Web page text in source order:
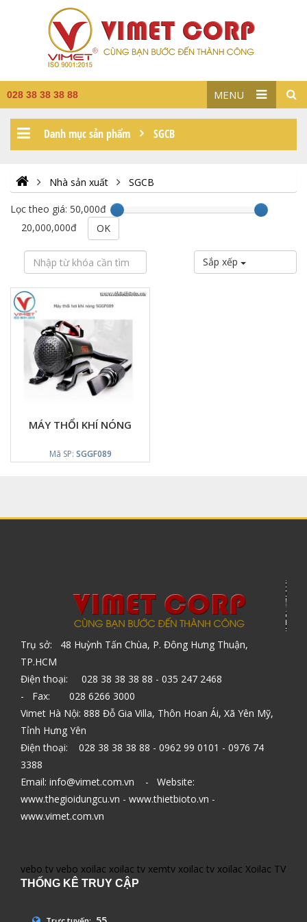
028 38 38 38 88 MENU
Danh mục sản phẩm SGCB
Nhà sản xuất SGCB
Lọc theo giá: 50,000đ
20,000,000đ
OK
Sắp xếp
MÁY THỔI KHÍ NÓNG
Mã SP: SGGF089
Trụ sở: 48 Huỳnh Tấn Chùa, P. Đông Hưng Thuận,
TP.HCM
Điện thoại: 028 38 38 38 88 - 035 247 2468
- Fax: 028 6266 3000
Vimet Hà Nội: 888 Đỗ Gia Villa, Thôn Hoan Ái, Xã Yên Mỹ,
Tỉnh Hưng Yên
Điện thoại: 028 38 38 38 88 - 0962 99 0101 - 0976 74
3388
Email: info@vimet.com.vn - Website:
www.thegioidungcu.vn - www.thietbioto.vn -
www.vimet.com.vn
vebo tv vebo xoilac xoilac tv xemtv xoilac tv xoilac Xoilac TV
THỐNG KÊ TRUY CẬP